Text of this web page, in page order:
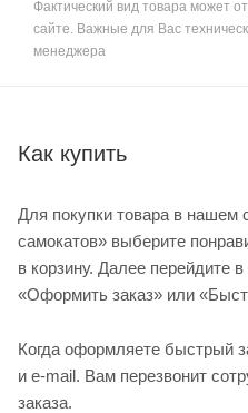
Фактический вид товара может
сайте. Важные для Вас
менеджера
Как купить
Для покупки товара в нашем
самокатов» выберите
в корзину. Далее перейдите
«Оформить заказ» или
Когда оформляете быстрый
и e-mail. Вам перезвонит
заказа.